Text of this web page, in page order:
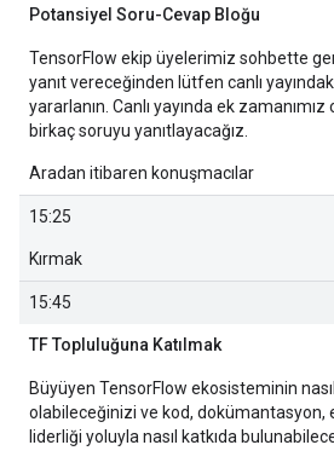
Potansiyel Soru-Cevap Bloğu
TensorFlow ekip üyelerimiz sohbette
yanıt vereceğinden lütfen canlı
yararlanın. Canlı yayında ek zamanımız
birkaç soruyu yanıtlayacağız.
Aradan itibaren konuşmacılar
15:25
Kırmak
15:45
TF Topluluğuna Katılmak
Büyüyen TensorFlow ekosisteminin
olabileceğinizi ve kod, dokümantasyon,
liderliği yoluyla nasıl katkıda